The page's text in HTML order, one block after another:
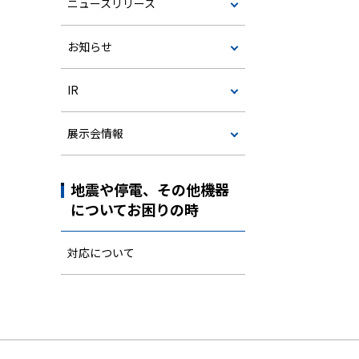
ニュースリリース
お知らせ
IR
展示会情報
地震や停電、その他機器
についてお困りの時
対応について